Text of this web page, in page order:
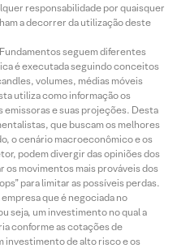
responsabilidade por quaisquer
a decorrer da utilização deste
Fundamentos seguem diferentes
é executada seguindo conceitos
volumes, médias móveis
utiliza como informação os
emissoras e suas projeções. Desta
que buscam os melhores
o cenário macroeconômico e os
podem divergir das opiniões dos
movimentos mais prováveis dos
para limitar as possíveis perdas.
que é negociada no
seja, um investimento no qual a
conforme as cotações de
investimento de alto risco e os